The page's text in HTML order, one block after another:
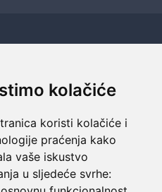
kolačiće
koristi kolačiće i
praćenja kako
vaše iskustvo
u sljedeće svrhe:
vas
za novac